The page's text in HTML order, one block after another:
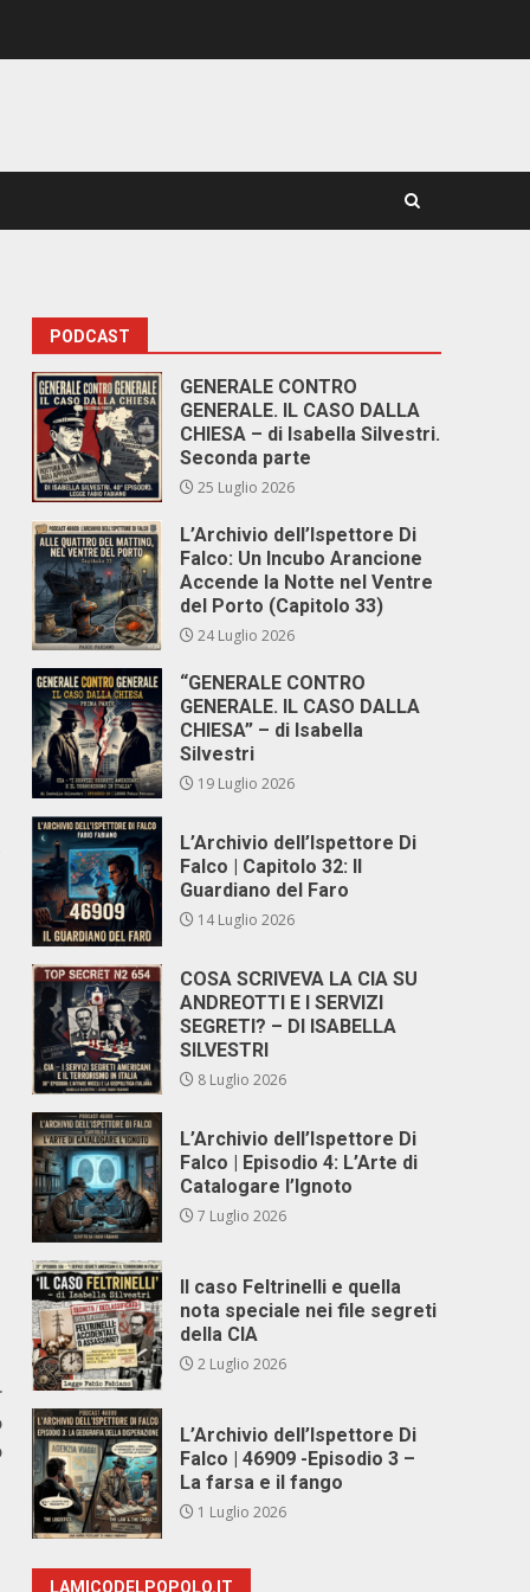
PODCAST
GENERALE CONTRO
GENERALE. IL CASO DALLA
CHIESA – di Isabella Silvestri.
Seconda parte
25 Luglio 2026
L’Archivio dell’Ispettore Di
Falco: Un Incubo Arancione
Accende la Notte nel Ventre
del Porto (Capitolo 33)
24 Luglio 2026
“GENERALE CONTRO
GENERALE. IL CASO DALLA
CHIESA” – di Isabella
Silvestri
19 Luglio 2026
L’Archivio dell’Ispettore Di
Falco | Capitolo 32: Il
Guardiano del Faro
14 Luglio 2026
COSA SCRIVEVA LA CIA SU
ANDREOTTI E I SERVIZI
SEGRETI? – DI ISABELLA
SILVESTRI
8 Luglio 2026
L’Archivio dell’Ispettore Di
Falco | Episodio 4: L’Arte di
Catalogare l’Ignoto
7 Luglio 2026
Il caso Feltrinelli e quella
nota speciale nei file segreti
della CIA
2 Luglio 2026
L’Archivio dell’Ispettore Di
Falco | 46909 -Episodio 3 –
La farsa e il fango
1 Luglio 2026
LAMICODELPOPOLO.IT